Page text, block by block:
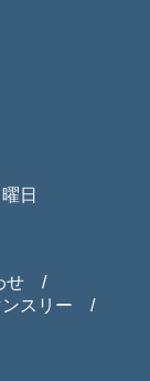
日
せ
スリー